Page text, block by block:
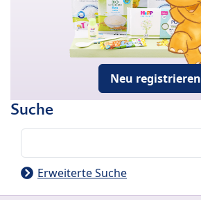
Neu registrieren
Suche
Erweiterte Suche